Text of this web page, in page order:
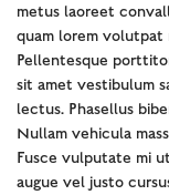
metus laoreet
quam lorem volutpat
Pellentesque
sit amet vestibulum
lectus. Phasellus
Nullam vehicula
Fusce vulputate mi
augue vel justo